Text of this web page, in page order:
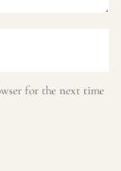
for the next time